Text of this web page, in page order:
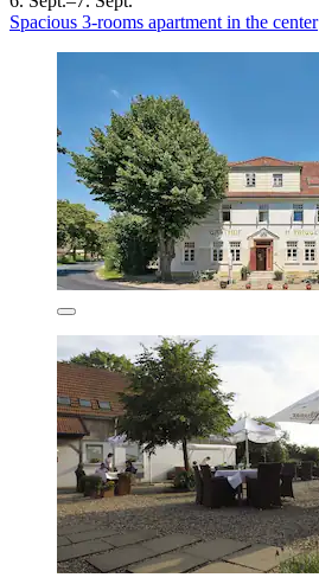
Spacious 3-rooms apartment in the center